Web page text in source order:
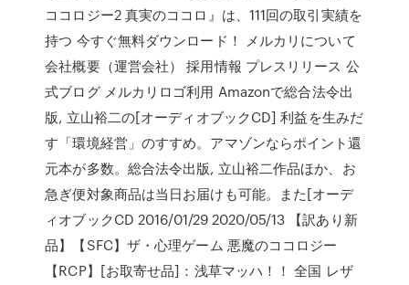
ココロジー2 真実のココロ』は、111回の取引実績を
持つ 今すぐ無料ダウンロード！ メルカリについて
会社概要（運営会社） 採用情報 プレスリリース 公
式ブログ メルカリロゴ利用 Amazonで総合法令出
版, 立山裕二の[オーディオブックCD] 利益を生みだ
す「環境経営」のすすめ。アマゾンならポイント還
元本が多数。総合法令出版, 立山裕二作品ほか、お
急ぎ便対象商品は当日お届けも可能。また[オーデ
ィオブックCD 2016/01/29 2020/05/13 【訳あり新
品】【SFC】ザ・心理ゲーム 悪魔のココロジー
【RCP】[お取寄せ品]：浅草マッハ！！ 全国 レザ